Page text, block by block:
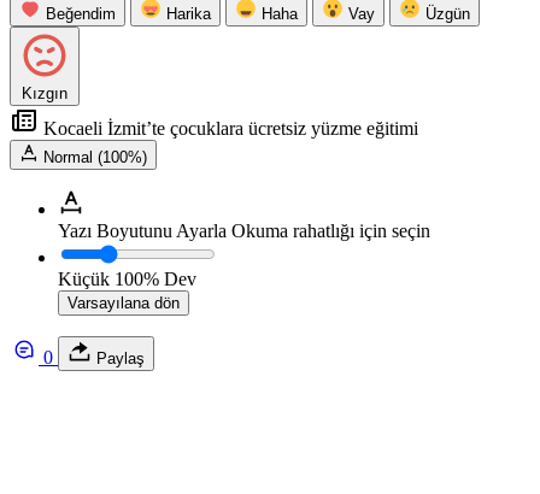
Beğendim Harika Haha Vay Üzgün
Kızgın
Kocaeli İzmit’te çocuklara ücretsiz yüzme eğitimi
Normal (100%)
Yazı Boyutunu Ayarla Okuma rahatlığı için seçin
Küçük 100% Dev
Varsayılana dön
0 Paylaş